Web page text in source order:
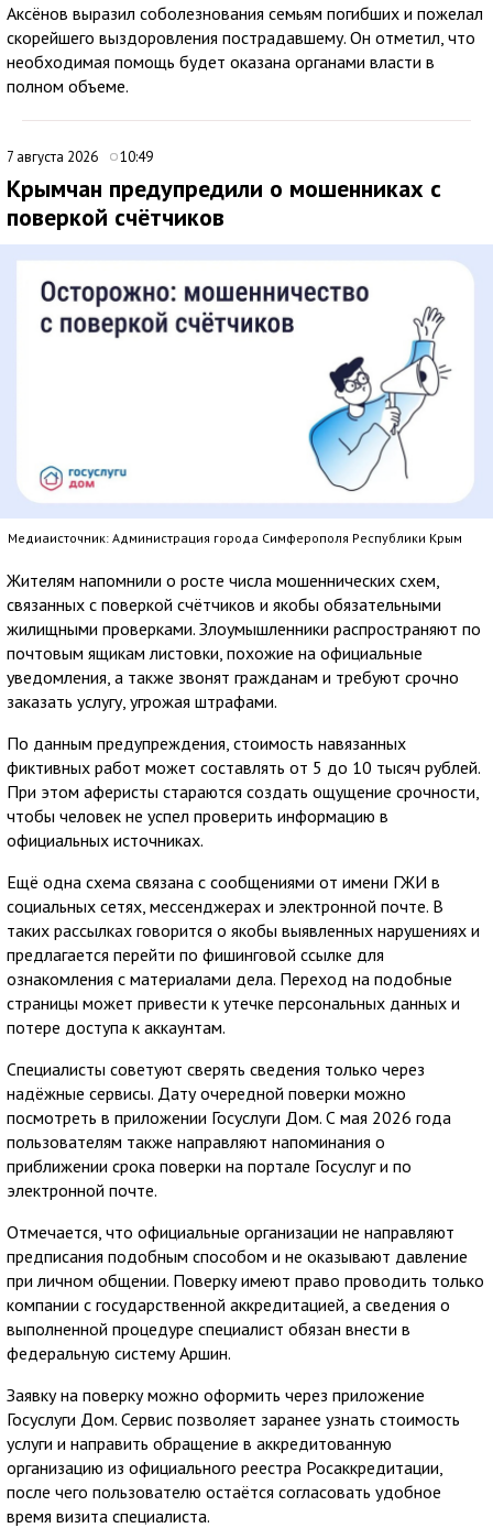
Аксёнов выразил соболезнования семьям погибших и пожелал
скорейшего выздоровления пострадавшему. Он отметил, что
необходимая помощь будет оказана органами власти в
полном объеме.
7 августа 2026 10:49
Крымчан предупредили о мошенниках с
поверкой счётчиков
Медиаисточник: Администрация города Симферополя Республики Крым
Жителям напомнили о росте числа мошеннических схем,
связанных с поверкой счётчиков и якобы обязательными
жилищными проверками. Злоумышленники распространяют по
почтовым ящикам листовки, похожие на официальные
уведомления, а также звонят гражданам и требуют срочно
заказать услугу, угрожая штрафами.
По данным предупреждения, стоимость навязанных
фиктивных работ может составлять от 5 до 10 тысяч рублей.
При этом аферисты стараются создать ощущение срочности,
чтобы человек не успел проверить информацию в
официальных источниках.
Ещё одна схема связана с сообщениями от имени ГЖИ в
социальных сетях, мессенджерах и электронной почте. В
таких рассылках говорится о якобы выявленных нарушениях и
предлагается перейти по фишинговой ссылке для
ознакомления с материалами дела. Переход на подобные
страницы может привести к утечке персональных данных и
потере доступа к аккаунтам.
Специалисты советуют сверять сведения только через
надёжные сервисы. Дату очередной поверки можно
посмотреть в приложении Госуслуги Дом. С мая 2026 года
пользователям также направляют напоминания о
приближении срока поверки на портале Госуслуг и по
электронной почте.
Отмечается, что официальные организации не направляют
предписания подобным способом и не оказывают давление
при личном общении. Поверку имеют право проводить только
компании с государственной аккредитацией, а сведения о
выполненной процедуре специалист обязан внести в
федеральную систему Аршин.
Заявку на поверку можно оформить через приложение
Госуслуги Дом. Сервис позволяет заранее узнать стоимость
услуги и направить обращение в аккредитованную
организацию из официального реестра Росаккредитации,
после чего пользователю остаётся согласовать удобное
время визита специалиста.